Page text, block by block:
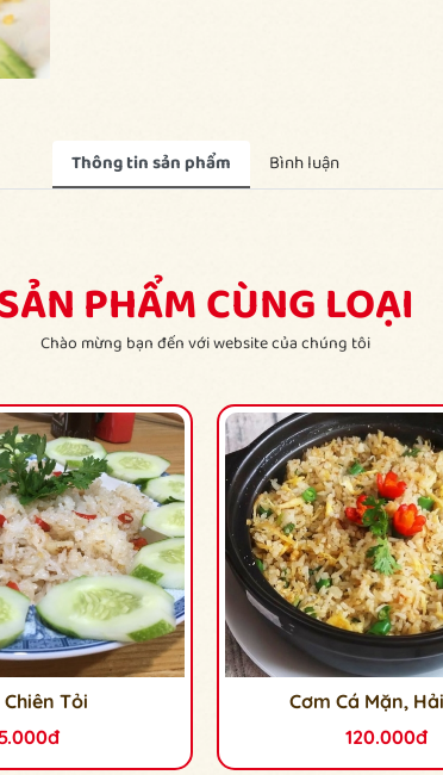
Thông tin sản phẩm Bình luận
PHẨM CÙNG LOẠI
Chào mừng bạn đến với website của chúng tôi
Tỏi
Cơm Cá Mặn,
120.000đ